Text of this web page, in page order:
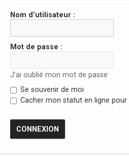
Nom d’utilisateur :
Mot de passe :
J’ai oublié mon mot de passe
Se souvenir de moi
Cacher mon statut en ligne